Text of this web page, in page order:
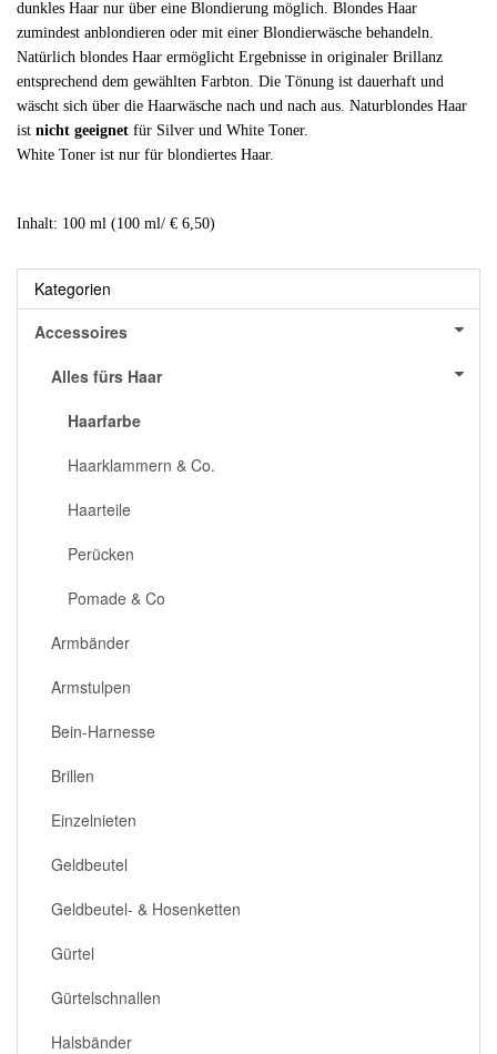
dunkles Haar nur über eine Blondierung möglich. Blondes Haar
zumindest anblondieren oder mit einer Blondierwäsche behandeln.
Natürlich blondes Haar ermöglicht Ergebnisse in originaler Brillanz
entsprechend dem gewählten Farbton. Die Tönung ist dauerhaft und
wäscht sich über die Haarwäsche nach und nach aus. Naturblondes Haar
ist nicht geeignet für Silver und White Toner.
White Toner ist nur für blondiertes Haar.
Inhalt: 100 ml (100 ml/ € 6,50)
Kategorien
Accessoires
Alles fürs Haar
Haarfarbe
Haarklammern & Co.
Haarteile
Perücken
Pomade & Co
Armbänder
Armstulpen
Bein-Harnesse
Brillen
Einzelnieten
Geldbeutel
Geldbeutel- & Hosenketten
Gürtel
Gürtelschnallen
Halsbänder